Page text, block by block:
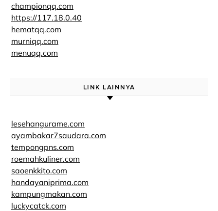
championqq.com
https://117.18.0.40
hematqq.com
murniqq.com
menuqq.com
LINK LAINNYA
lesehangurame.com
ayambakar7saudara.com
tempongpns.com
roemahkuliner.com
saoenkkito.com
handayaniprima.com
kampungmakan.com
luckycatck.com